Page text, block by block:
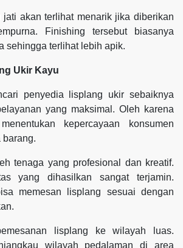
jati akan terlihat menarik jika diberikan
Finishing tersebut biasanya
sehingga terlihat lebih apik.
Ukir Kayu
penyedia lisplang ukir sebaiknya
yang maksimal. Oleh karena
kepercayaan konsumen
barang.
tenaga yang profesional dan kreatif.
yang dihasilkan sangat terjamin.
memesan lisplang sesuai dengan
lisplang ke wilayah luas.
wilayah pedalaman di area